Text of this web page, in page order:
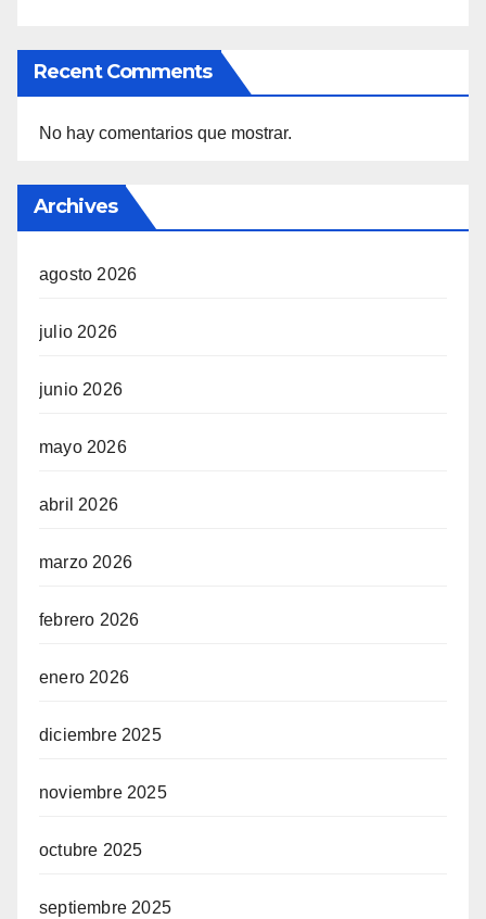
Recent Comments
No hay comentarios que mostrar.
Archives
agosto 2026
julio 2026
junio 2026
mayo 2026
abril 2026
marzo 2026
febrero 2026
enero 2026
diciembre 2025
noviembre 2025
octubre 2025
septiembre 2025